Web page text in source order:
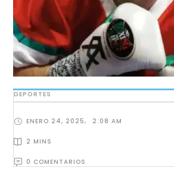
DEPORTES
ENERO 24, 2025, 2:08 AM
2 MINS
0 COMENTARIOS